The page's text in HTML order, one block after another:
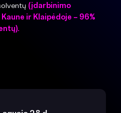
(įdarbinimo
ir Klaipėdoje – 96%